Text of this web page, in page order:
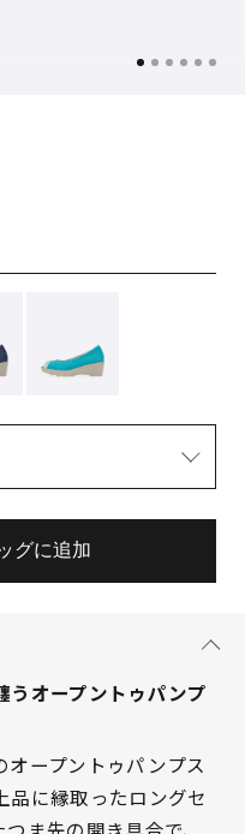
グに追加
うオープントゥパンプ
ープントゥパンプス
品に縁取ったロングセ